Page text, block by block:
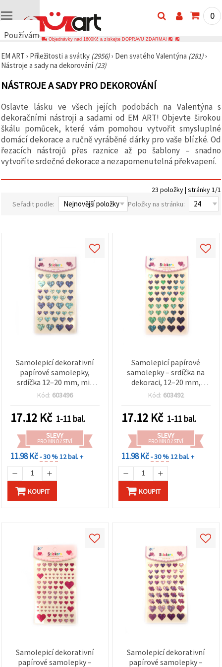
Používáme
🍪
Používáme
podobné
technologie,
zajistili
správné
fungování
webu,
zlepšili vaše
prostředí
při jeho
používání a
souhlasem
reklamu, a
vše!" Nebo
můžete
uvést své
výběrem
daného
typu
cookies a
kliknutím
na tlačítko
"Uložit"
Přijmout
vše
Nastavení
0
Objednávky nad 1600Kč a získejte DOPRAVU ZDARMA!
EM ART › Příležitosti a svátky (2956)› Den svatého Valentýna (281)›
Nástroje a sady na dekorování (23)
NÁSTROJE A SADY PRO DEKOROVÁNÍ
Oslavte lásku ve všech jejích podobách na Valentýna s
dekoračními nástroji a sadami od EM ART! Objevte širokou
škálu pomůcek, které vám pomohou vytvořit smysluplné
domácí dekorace a ručně vyráběné dárky pro vaše blízké. Od
řezacích nástrojů přes raznice až po šablony – snadno
vytvoříte srdečné dekorace a nezapomenutelná překvapení.
23 položky | stránky 1/1
Seřadit podle:
Položky na stránku:
Samolepicí dekorativní
papírové samolepky,
srdíčka 12–20 mm, mix
modro‑zelených odstínů s
ks
Kód: 603496
17.12 Kč 1-11 bal.
SLEVY
PRO MNOŽSTVÍ
11.98 Kč- 30 %12 bal. +
KOUPIT
Samolepicí papírové
samolepky – srdíčka na
dekoraci, 12–20 mm,
fialovo‑zelené odstíny s
(asorti), 47 ks
Kód: 603492
17.12 Kč 1-11 bal.
SLEVY
PRO MNOŽSTVÍ
11.98 Kč- 30 %12 bal. +
KOUPIT
Samolepicí dekorativní
papírové samolepky –
Samolepicí dekorativní
papírové samolepky –